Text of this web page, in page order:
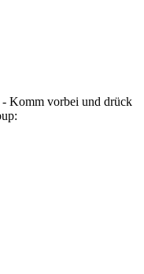
- Komm vorbei und drück